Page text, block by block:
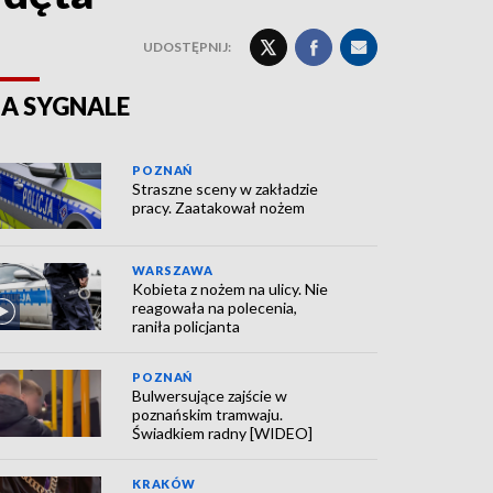
UDOSTĘPNIJ:
SYGNALE
POZNAŃ
Straszne sceny w zakładzie
pracy. Zaatakował nożem
WARSZAWA
Kobieta z nożem na ulicy. Nie
reagowała na polecenia,
raniła policjanta
POZNAŃ
Bulwersujące zajście w
poznańskim tramwaju.
Świadkiem radny [WIDEO]
KRAKÓW